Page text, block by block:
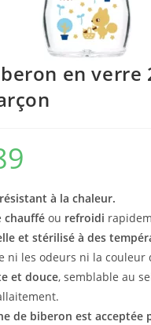
en verre
à la chaleur.
chaufféou refroidi
et stérilisé à des
ni les odeurs ni la couleur
et douce, semblable au
de biberon est acceptée